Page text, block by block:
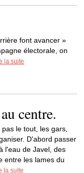
font avancer »
électorale, on
la suite
centre.
le tout, les gars,
D'abord passer
l'eau de Javel, des
entre les lames du
la suite